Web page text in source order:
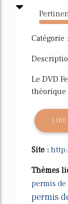
84%
Catégorie
Le DVD
théorique
LIRE
Site :
Thèmes
permis
permis